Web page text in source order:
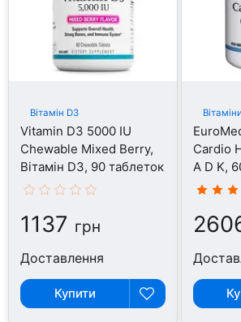
Вітамін D3
Vitamin D3 5000 IU
Chewable Mixed Berry,
Вітамін D3, 90 таблеток
1137 грн
Доставлення
Купити
Cardio
А D K,